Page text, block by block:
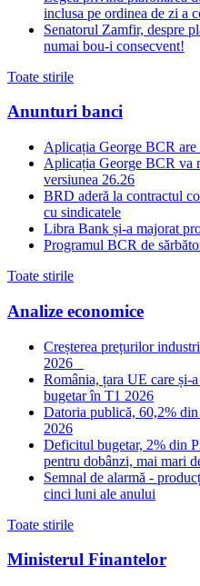
inclusa pe ordinea de zi a
Senatorul Zamfir, despre
numai bou-i consecvent!
Toate stirile
Anunturi banci
Aplicația George BCR
Aplicația George BCR va
versiunea 26.26
BRD aderă la contractul
cu sindicatele
Libra Bank și-a majorat
Programul BCR de
Toate stirile
Analize economice
Creșterea prețurilor
2026
România, țara UE care și-
bugetar în T1 2026
Datoria publică, 60,2%
2026
Deficitul bugetar, 2% din
pentru dobânzi, mai mari
Semnal de alarmă -
cinci luni ale anului
Toate stirile
Ministerul Finantelor